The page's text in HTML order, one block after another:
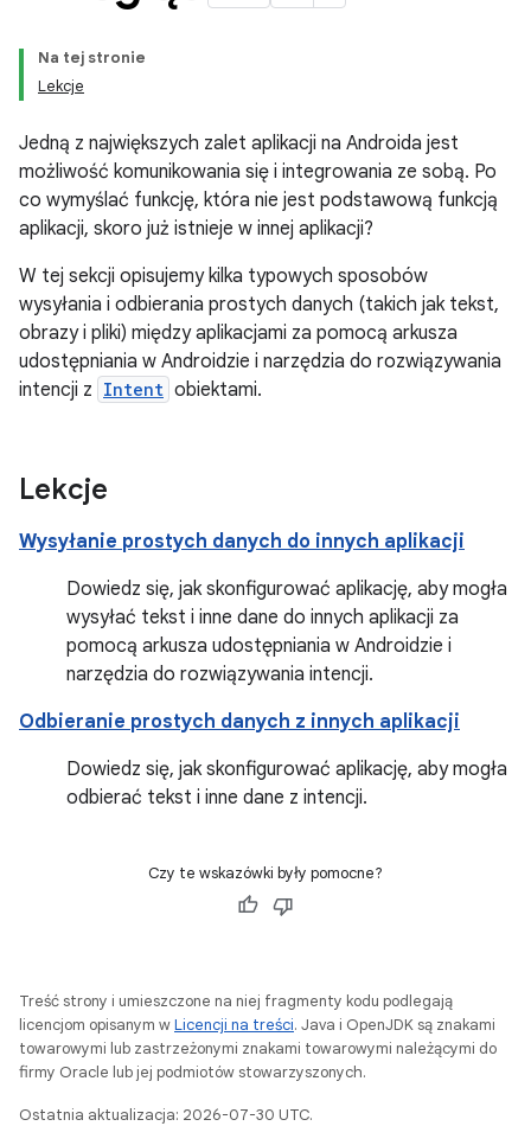
Na tej stronie
Lekcje
Jedną z największych zalet aplikacji na Androida jest
możliwość komunikowania się i integrowania ze sobą. Po
co wymyślać funkcję, która nie jest podstawową funkcją
aplikacji, skoro już istnieje w innej aplikacji?
W tej sekcji opisujemy kilka typowych sposobów
wysyłania i odbierania prostych danych (takich jak tekst,
obrazy i pliki) między aplikacjami za pomocą arkusza
udostępniania w Androidzie i narzędzia do rozwiązywania
intencji z Intent obiektami.
Lekcje
Wysyłanie prostych danych do innych aplikacji
Dowiedz się, jak skonfigurować aplikację, aby mogła
wysyłać tekst i inne dane do innych aplikacji za
pomocą arkusza udostępniania w Androidzie i
narzędzia do rozwiązywania intencji.
Odbieranie prostych danych z innych aplikacji
Dowiedz się, jak skonfigurować aplikację, aby mogła
odbierać tekst i inne dane z intencji.
Czy te wskazówki były pomocne?
Treść strony i umieszczone na niej fragmenty kodu podlegają
licencjom opisanym wLicencji na treści. Java i OpenJDK są znakami
towarowymi lub zastrzeżonymi znakami towarowymi należącymi do
firmy Oracle lub jej podmiotów stowarzyszonych.
Ostatnia aktualizacja: 2026-07-30 UTC.